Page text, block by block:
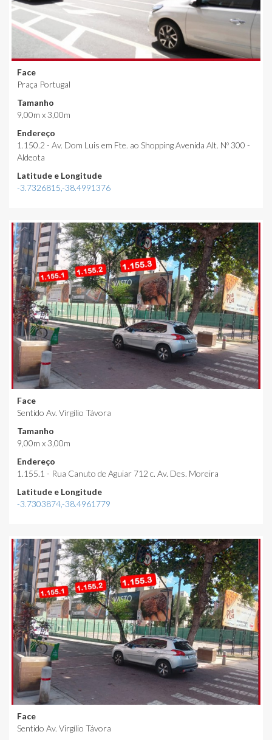
Face
Praça Portugal
Tamanho
9,00m x 3,00m
Endereço
1.150.2 - Av. Dom Luis em Fte. ao Shopping Avenida Alt. Nº 300 -
Aldeota
Latitude e Longitude
-3.7326815,-38.4991376
Face
Sentido Av. Virgílio Távora
Tamanho
9,00m x 3,00m
Endereço
1.155.1 - Rua Canuto de Aguiar 712 c. Av. Des. Moreira
Latitude e Longitude
-3.7303874,-38.4961779
Face
Sentido Av. Virgílio Távora